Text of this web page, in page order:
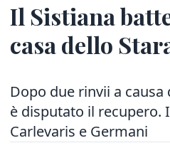
Il Sistiana
casa dello
Dopo due rinvii a
è disputato il recupero.
Carlevaris e Germani